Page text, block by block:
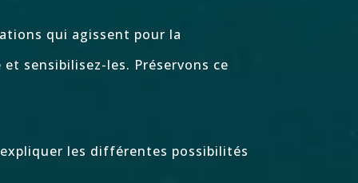
qui agissent pour la
sensibilisez-les. Préservons ce
les différentes possibilités